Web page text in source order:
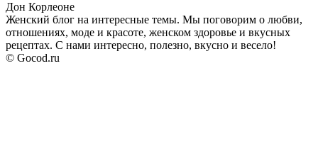
Дон Корлеоне
Женский блог на интересные темы. Мы поговорим о любви,
отношениях, моде и красоте, женском здоровье и вкусных
рецептах. С нами интересно, полезно, вкусно и весело!
© Gocod.ru